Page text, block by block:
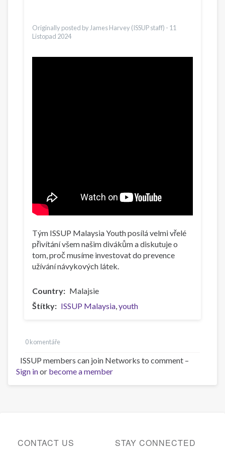
Originally posted by James Harvey (ISSUP staff) - 11
Listopad 2024
Tým ISSUP Malaysia Youth posílá velmi vřelé
přivítání všem našim divákům a diskutuje o
tom, proč musíme investovat do prevence
užívání návykových látek.
Country
Malajsie
Štítky
ISSUP Malaysia youth
0 komentáře
ISSUP members can join Networks to comment –
Sign inor become a member
CONTACT US STAY CONNECTED